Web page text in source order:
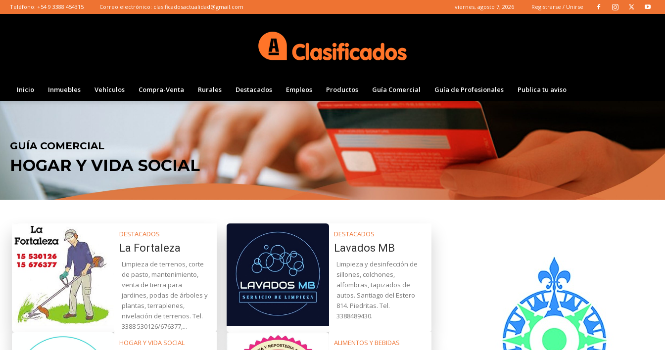
viernes, agosto 7, 2026 Registrarse / Unirse
Teléfono: +54 9 3388 454315 Correo electrónico: clasificadosactualidad@gmail.com
Clasificados
Actualidad
Inicio Inmuebles Vehículos Compra-Venta Rurales Destacados Empleos Productos Guía Comercial Guía de Profesionales Publica tu aviso
GUÍA COMERCIAL
HOGAR Y VIDA SOCIAL
DESTACADOS
La Fortaleza
Limpieza de terrenos, corte
de pasto, mantenimiento,
venta de tierra para
jardines, podas de árboles y
plantas, terraplenes,
nivelación de terrenos. Tel.
3388 530126/676377,...
DESTACADOS
Lavados MB
Limpieza y desinfección de
sillones, colchones,
alfombras, tapizados de
autos. Santiago del Estero
814. Piedritas. Tel.
3388489430.
HOGAR Y VIDA SOCIAL ALIMENTOS Y BEBIDAS